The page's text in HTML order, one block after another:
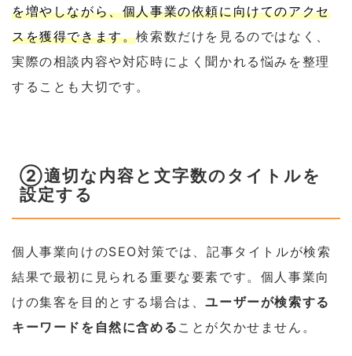
を増やしながら、個人事業の依頼に向けてのアクセ
スを獲得できます。検索数だけを見るのではなく、
実際の相談内容や対応時によく聞かれる悩みを整理
することも大切です。
②適切な内容と文字数のタイトルを
設定する
個人事業向けのSEO対策では、記事タイトルが検索
結果で最初に見られる重要な要素です。個人事業向
けの集客を目的とする場合は、ユーザーが検索する
キーワードを自然に含める ことが欠かせません。